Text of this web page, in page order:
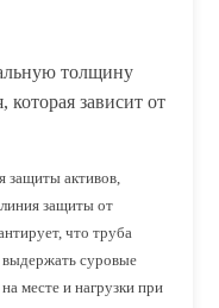
толщину
зависит от
защиты активов,
защиты от
что труба
суровые
месте и нагрузки при